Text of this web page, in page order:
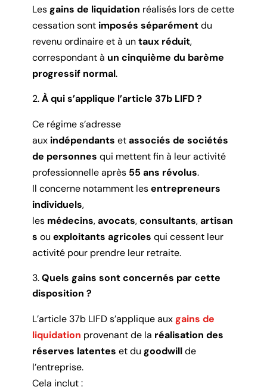
Lesgains de liquidation réalisés lors de cette
cessation sont imposés séparémentdu
revenu ordinaire et à untaux réduit,
correspondant à un cinquième du barème
progressif normal.
À qui s’applique l’article 37b LIFD ?
Ce régime s’adresse
aux indépendants etassociés de sociétés
de personnes qui mettent fin à leur activité
professionnelle après 55 ans révolus.
Il concerne notamment lesentrepreneurs
individuels,
les médecins,avocats,consultants,artisan
s ou exploitants agricoles qui cessent leur
activité pour prendre leur retraite.
Quels gains sont concernés par cette
disposition ?
L’article 37b LIFD s’applique auxgains de
liquidation provenant de la réalisation des
réserves latentes et du goodwillde
l’entreprise.
Cela inclut :